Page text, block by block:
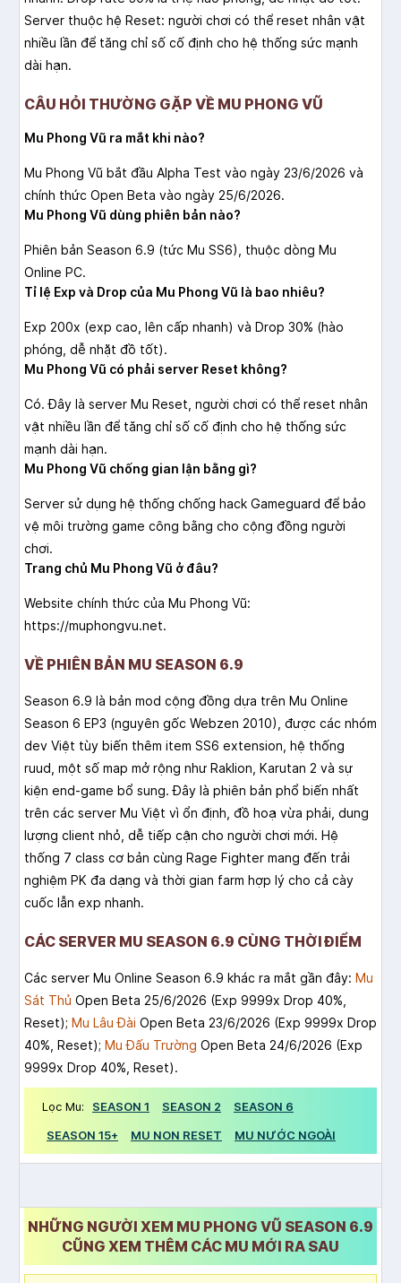
Server thuộc hệ Reset: người chơi có thể reset nhân vật
nhiều lần để tăng chỉ số cố định cho hệ thống sức mạnh
dài hạn.
CÂU HỎI THƯỜNG GẶP VỀ MU PHONG VŨ
Mu Phong Vũ ra mắt khi nào?
Mu Phong Vũ bắt đầu Alpha Test vào ngày 23/6/2026 và
chính thức Open Beta vào ngày 25/6/2026.
Mu Phong Vũ dùng phiên bản nào?
Phiên bản Season 6.9 (tức Mu SS6), thuộc dòng Mu
Online PC.
Tỉ lệ Exp và Drop của Mu Phong Vũ là bao nhiêu?
Exp 200x (exp cao, lên cấp nhanh) và Drop 30% (hào
phóng, dễ nhặt đồ tốt).
Mu Phong Vũ có phải server Reset không?
Có. Đây là server Mu Reset, người chơi có thể reset nhân
vật nhiều lần để tăng chỉ số cố định cho hệ thống sức
mạnh dài hạn.
Mu Phong Vũ chống gian lận bằng gì?
Server sử dụng hệ thống chống hack Gameguard để bảo
vệ môi trường game công bằng cho cộng đồng người
chơi.
Trang chủ Mu Phong Vũ ở đâu?
Website chính thức của Mu Phong Vũ:
https://muphongvu.net.
VỀ PHIÊN BẢN MU SEASON 6.9
Season 6.9 là bản mod cộng đồng dựa trên Mu Online
Season 6 EP3 (nguyên gốc Webzen 2010), được các nhóm
dev Việt tùy biến thêm item SS6 extension, hệ thống
ruud, một số map mở rộng như Raklion, Karutan 2 và sự
kiện end-game bổ sung. Đây là phiên bản phổ biến nhất
trên các server Mu Việt vì ổn định, đồ hoạ vừa phải, dung
lượng client nhỏ, dễ tiếp cận cho người chơi mới. Hệ
thống 7 class cơ bản cùng Rage Fighter mang đến trải
nghiệm PK đa dạng và thời gian farm hợp lý cho cả cày
cuốc lẫn exp nhanh.
CÁC SERVER MU SEASON 6.9 CÙNG THỜI ĐIỂM
Các server Mu Online Season 6.9 khác ra mắt gần đây: Mu
Sát Thủ Open Beta 25/6/2026 (Exp 9999x Drop 40%,
Reset); Mu Lâu Đài Open Beta 23/6/2026 (Exp 9999x Drop
40%, Reset); Mu Đấu Trường Open Beta 24/6/2026 (Exp
9999x Drop 40%, Reset).
Lọc Mu: SEASON 1 SEASON 2
SEASON 6
SEASON 15+
MU NON RESET MU NƯỚC NGOÀI
NHỮNG NGƯỜI XEM MU PHONG VŨ SEASON 6.9
CŨNG XEM THÊM CÁC MU MỚI RA SAU